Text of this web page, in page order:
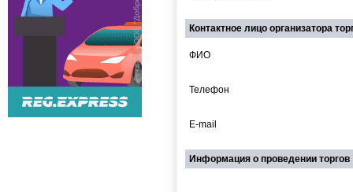
Контактное лицо организатора
ФИО
Телефон
E-mail
Информация о проведении торгов